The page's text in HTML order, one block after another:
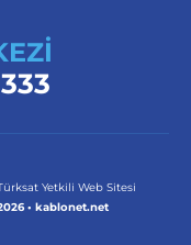
Yetkili Web Sitesi
• kablonet.net